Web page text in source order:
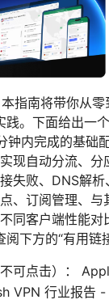
指南将带你从
。下面给出一个
内完成的基础配
现自动分流、分
失败、DNS解
、订阅管理、与
同客户端性能对
下方的“有用链
可点击）：
VPN 行业报告